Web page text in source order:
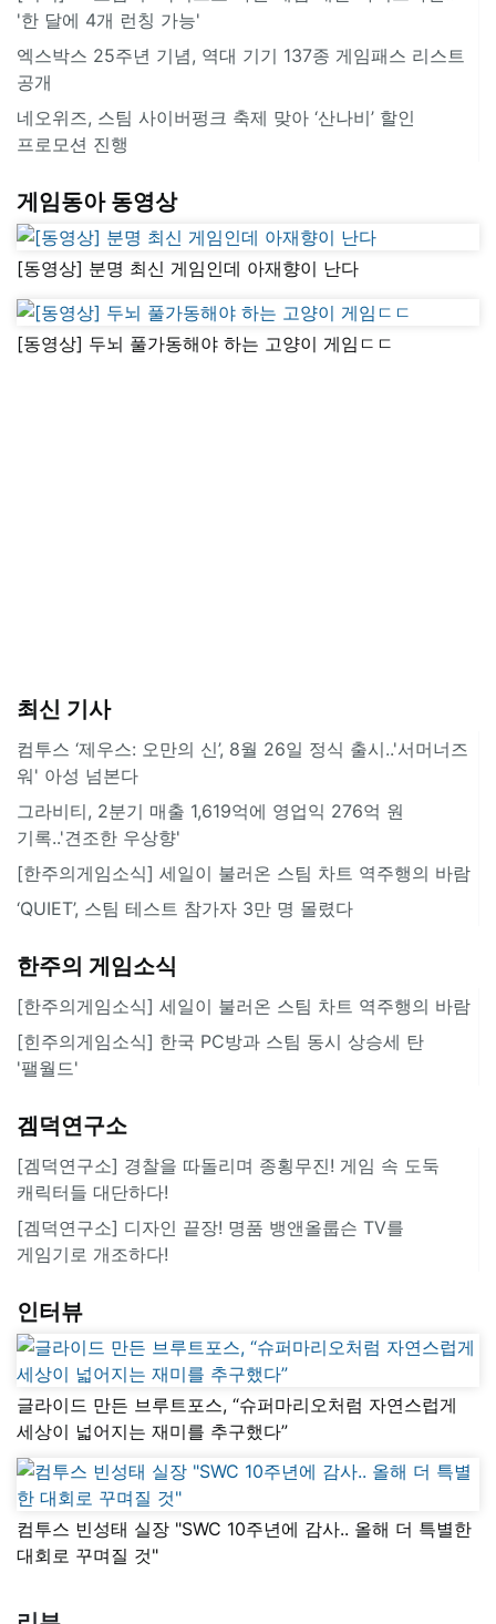
'한 달에 4개 런칭 가능'
엑스박스 25주년 기념, 역대 기기 137종 게임패스 리스트
공개
네오위즈, 스팀 사이버펑크 축제 맞아 ‘산나비’ 할인
프로모션 진행
게임동아 동영상
[동영상] 분명 최신 게임인데 아재향이 난다
[동영상] 두뇌 풀가동해야 하는 고양이 게임ㄷㄷ
최신 기사
컴투스 ‘제우스: 오만의 신’, 8월 26일 정식 출시..'서머너즈
워' 아성 넘본다
그라비티, 2분기 매출 1,619억에 영업익 276억 원
기록..'견조한 우상향'
[한주의게임소식] 세일이 불러온 스팀 차트 역주행의 바람
‘QUIET’, 스팀 테스트 참가자 3만 명 몰렸다
한주의 게임소식
[한주의게임소식] 세일이 불러온 스팀 차트 역주행의 바람
[힌주의게임소식] 한국 PC방과 스팀 동시 상승세 탄
'팰월드'
겜덕연구소
[겜덕연구소] 경찰을 따돌리며 종횡무진! 게임 속 도둑
캐릭터들 대단하다!
[겜덕연구소] 디자인 끝장! 명품 뱅앤올룹슨 TV를
게임기로 개조하다!
인터뷰
글라이드 만든 브루트포스, “슈퍼마리오처럼 자연스럽게
세상이 넓어지는 재미를 추구했다”
컴투스 빈성태 실장 "SWC 10주년에 감사.. 올해 더 특별한
대회로 꾸며질 것"